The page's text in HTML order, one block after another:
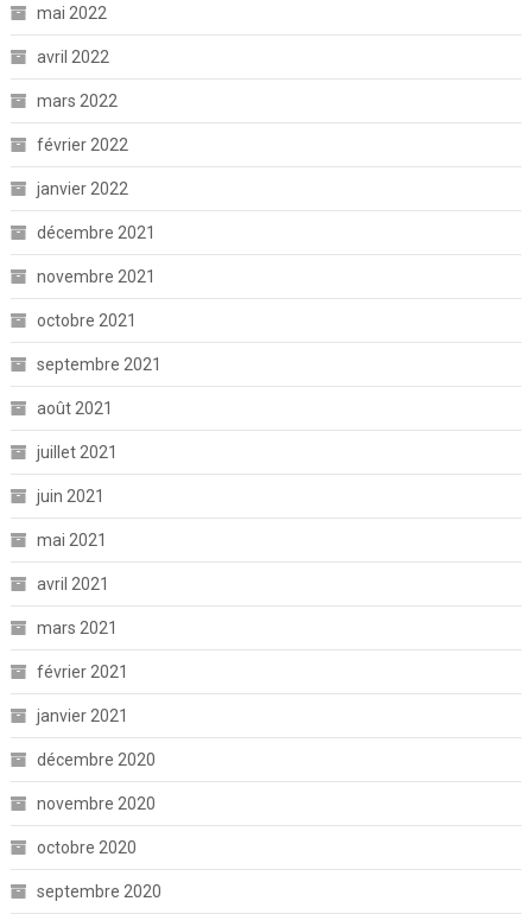
mai 2022
avril 2022
mars 2022
février 2022
janvier 2022
décembre 2021
novembre 2021
octobre 2021
septembre 2021
août 2021
juillet 2021
juin 2021
mai 2021
avril 2021
mars 2021
février 2021
janvier 2021
décembre 2020
novembre 2020
octobre 2020
septembre 2020